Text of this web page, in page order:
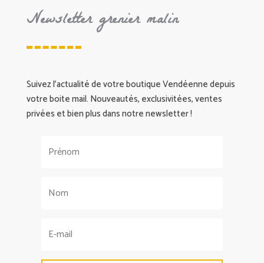
Newsletter grenier malin
Suivez l’actualité de votre boutique Vendéenne depuis
votre boite mail. Nouveautés, exclusivitées, ventes
privées et bien plus dans notre newsletter !